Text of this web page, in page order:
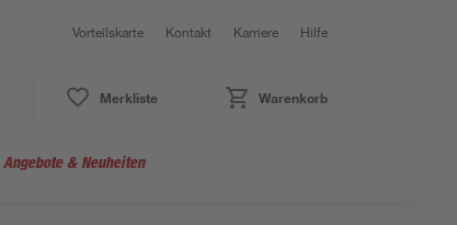
Vorteilskarte Kontakt Karriere Hilfe
Merkliste Warenkorb
Angebote & Neuheiten